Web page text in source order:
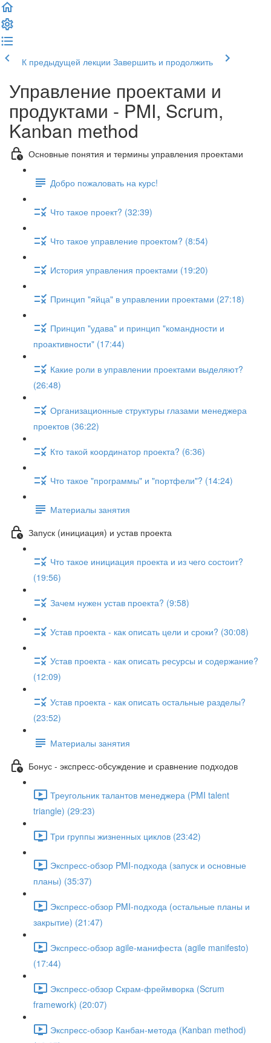
К предыдущей лекции Завершить и продолжить
Управление проектами и
продуктами - PMI, Scrum,
Kanban method
Основные понятия и термины управления проектами
Добро пожаловать на курс!
Что такое проект? (32:39)
Что такое управление проектом? (8:54)
История управления проектами (19:20)
Принцип "яйца" в управлении проектами (27:18)
Принцип "удава" и принцип "командности и
проактивности" (17:44)
Какие роли в управлении проектами выделяют?
(26:48)
Организационные структуры глазами менеджера
проектов (36:22)
Кто такой координатор проекта? (6:36)
Что такое "программы" и "портфели"? (14:24)
Материалы занятия
Запуск (инициация) и устав проекта
Что такое инициация проекта и из чего состоит?
(19:56)
Зачем нужен устав проекта? (9:58)
Устав проекта - как описать цели и сроки? (30:08)
Устав проекта - как описать ресурсы и содержание?
(12:09)
Устав проекта - как описать остальные разделы?
(23:52)
Материалы занятия
Бонус - экспресс-обсуждение и сравнение подходов
Треугольник талантов менеджера (PMI talent
triangle) (29:23)
Три группы жизненных циклов (23:42)
Экспресс-обзор PMI-подхода (запуск и основные
планы) (35:37)
Экспресс-обзор PMI-подхода (остальные планы и
закрытие) (21:47)
Экспресс-обзор agile-манифеста (agile manifesto)
(17:44)
Экспресс-обзор Скрам-фреймворка (Scrum
framework) (20:07)
Экспресс-обзор Канбан-метода (Kanban method)